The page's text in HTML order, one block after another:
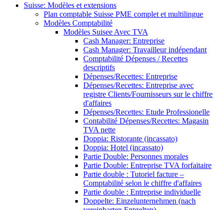
Suisse: Modèles et extensions
Plan comptable Suisse PME complet et multilingue
Modèles Comptabilité
Modèles Suisee Avec TVA
Cash Manager: Entreprise
Cash Manager: Travailleur indépendant
Comptabilité Dépenses / Recettes
descriptifs
Dépenses/Recettes: Entreprise
Dépenses/Recettes: Entreprise avec
registre Clients/Fournisseurs sur le chiffre
d'affaires
Dépenses/Recettes: Etude Professionelle
Contabilité Dépenses/Recettes: Magasin
TVA nette
Doppia: Ristorante (incassato)
Doppia: Hotel (incassato)
Partie Double: Personnes morales
Partie Double: Entreprise TVA forfaitaire
Partie double : Tutoriel facture –
Comptabilité selon le chiffre d'affaires
Partie double : Entreprise individuelle
Doppelte: Einzelunternehmen (nach